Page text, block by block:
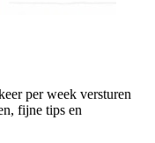
per week versturen
fijne tips en